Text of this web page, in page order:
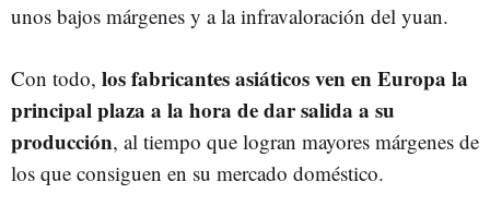
unos bajos márgenes y a la infravaloración del yuan.
Con todo, los fabricantes asiáticos ven en Europa la
principal plaza a la hora de dar salida a su
producción, al tiempo que logran mayores márgenes de
los que consiguen en su mercado doméstico.